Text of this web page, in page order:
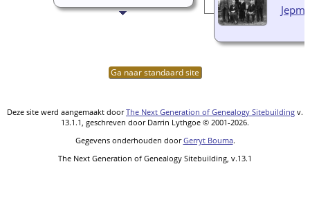
Ga naar standaard site
Deze site werd aangemaakt doorThe Next Generation of Genealogy Sitebuilding v.
13.1.1, geschreven door Darrin Lythgoe © 2001-2026.
Gegevens onderhouden doorGerryt Bouma.
The Next Generation of Genealogy Sitebuilding, v.13.1